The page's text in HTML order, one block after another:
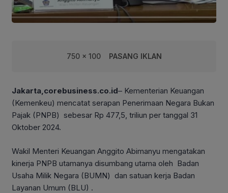
750 x 100 PASANG IKLAN
Jakarta,corebusiness.co.id– Kementerian Keuangan
(Kemenkeu) mencatat serapan Penerimaan Negara Bukan
Pajak (PNPB) sebesar Rp 477,5, triliun per tanggal 31
Oktober 2024.
Wakil Menteri Keuangan Anggito Abimanyu mengatakan
kinerja PNPB utamanya disumbang utama oleh Badan
Usaha Milik Negara (BUMN) dan satuan kerja Badan
Layanan Umum (BLU) .